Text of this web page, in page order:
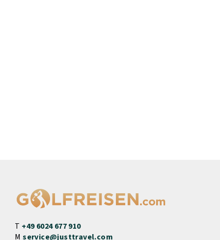
T +49 6024 677 910
Mservice@justtravel.com